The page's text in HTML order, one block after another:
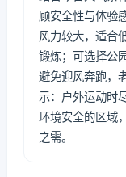
顾安全性与体验感
风力较大，适合
锻炼；可选择公
避免迎风奔跑，
示：户外运动时
环境安全的区域
之需。